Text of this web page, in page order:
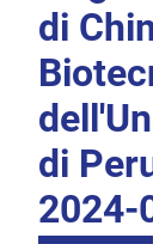
di
di
2024-